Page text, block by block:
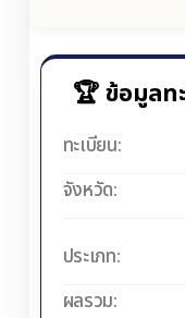
🏆 ข้อมูลท
ทะเบียน:
จังหวัด:
ประเภท:
ผลรวม: